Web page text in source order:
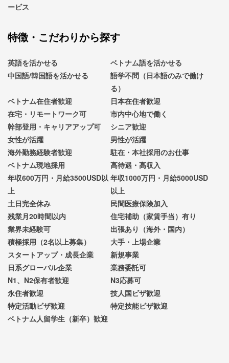
ービス
特徴・こだわりから探す
英語を活かせる
ベトナム語を活かせる
中国語/韓国語を活かせる
語学不問（日本語のみで働け
る）
ベトナム在住者歓迎
日本在住者歓迎
在宅・リモートワーク可
市内中心地で働く
幹部登用・キャリアアップ可
シニア歓迎
女性が活躍
男性が活躍
海外勤務経験者歓迎
駐在・本社採用のお仕事
ベトナム現地採用
高待遇・高収入
年収600万円・月給3500USD以
上
年収1000万円・月給5000USD
以上
土日完全休み
民間医療保険加入
残業月20時間以内
住宅補助（家賃手当）有り
業界未経験可
出張あり（海外・国内）
積極採用（2名以上募集）
大手・上場企業
スタートアップ・成長企業
新規事業
日系グローバル企業
業務委託可
N1、N2保有者歓迎
N3応募可
永住者歓迎
技人国ビザ歓迎
特定活動ビザ歓迎
特定技能ビザ歓迎
ベトナム人留学生（新卒）歓迎